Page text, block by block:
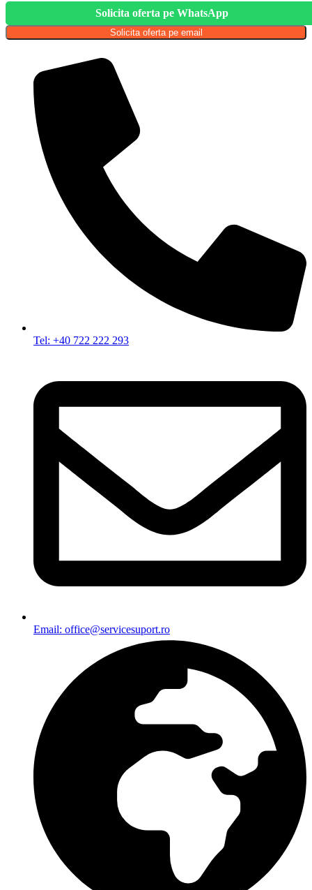
Solicita oferta pe WhatsApp
Solicita oferta pe email
Tel: +40 722 222 293
Email: office@servicesuport.ro